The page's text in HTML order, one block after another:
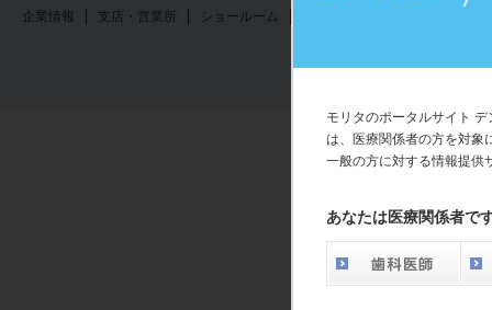
モリタのポータルサイト
は、医療関係者の方を対象
一般の方に対する情報提供
あなたは医療関係者で
企業情報 支店・営業所 ショールーム